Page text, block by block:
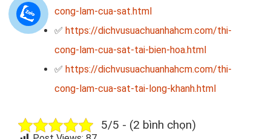
cong-lam-cua-sat.html
✅ https://dichvusuachuanhahcm.com/thi-
cong-lam-cua-sat-tai-bien-hoa.html
✅ https://dichvusuachuanhahcm.com/thi-
cong-lam-cua-sat-tai-long-khanh.html
5/5 - (2 bình chọn)